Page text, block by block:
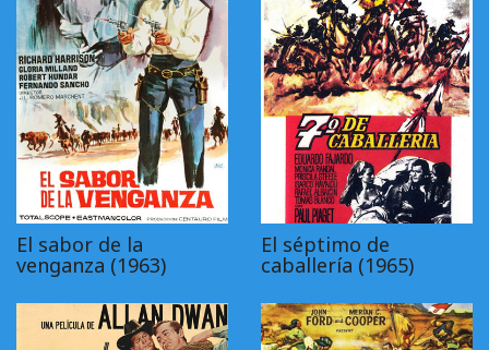
El sabor de la
venganza (1963)
El séptimo de
caballería (1965)